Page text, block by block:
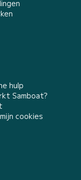
hulp
Samboat?
cookies